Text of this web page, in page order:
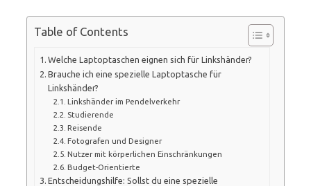
Table of Contents
Welche Laptoptaschen eignen sich für Linkshänder?
Brauche ich eine spezielle Laptoptasche für
Linkshänder?
Linkshänder im Pendelverkehr
Studierende
Reisende
Fotografen und Designer
Nutzer mit körperlichen Einschränkungen
Budget-Orientierte
Entscheidungshilfe: Sollst du eine spezielle